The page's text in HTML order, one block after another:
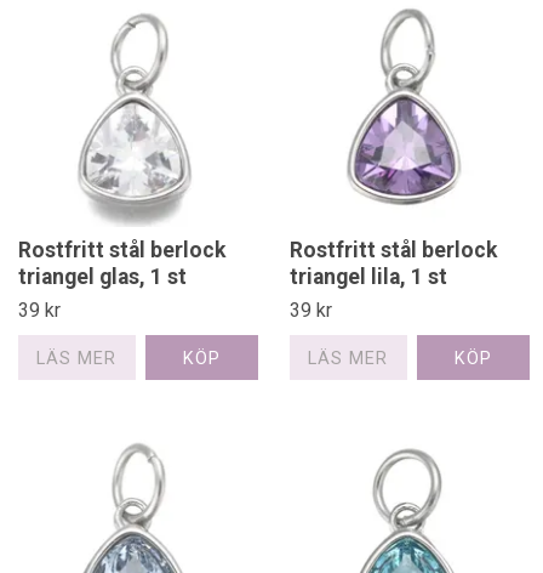
Rostfritt stål berlock
triangel glas, 1 st
39 kr
LÄS MER
Rostfritt stål berlock
triangel lila, 1 st
39 kr
LÄS MER